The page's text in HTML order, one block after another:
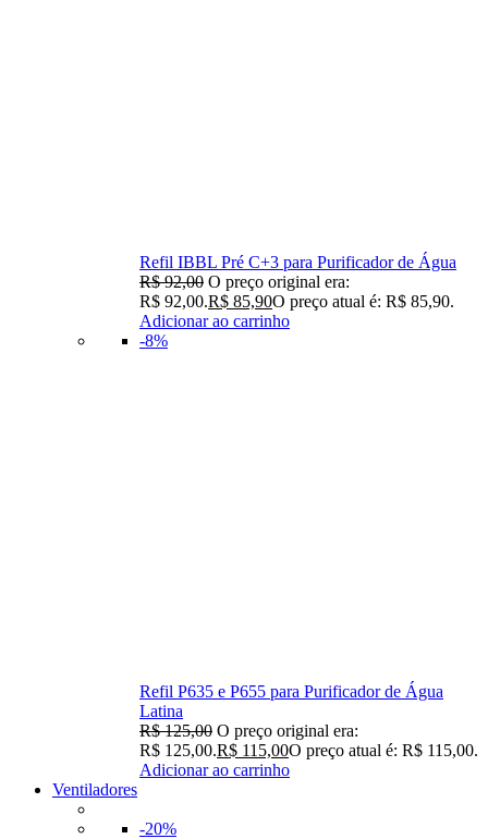
Refil IBBL Pré C+3 para Purificador de Água
R$92,00 O preço original era:
R$ 92,00.R$ 85,90O preço atual é: R$ 85,90.
Adicionar ao carrinho
-8%
Refil P635 e P655 para Purificador de Água
Latina
R$125,00 O preço original era:
R$ 125,00.R$ 115,00O preço atual é: R$ 115,00.
Adicionar ao carrinho
Ventiladores
-20%